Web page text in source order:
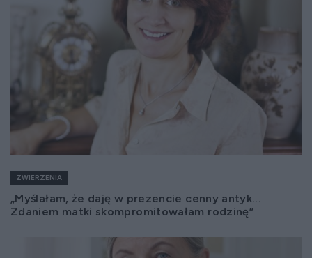
ZWIERZENIA
„Myślałam, że daję w prezencie cenny antyk...
Zdaniem matki skompromitowałam rodzinę”